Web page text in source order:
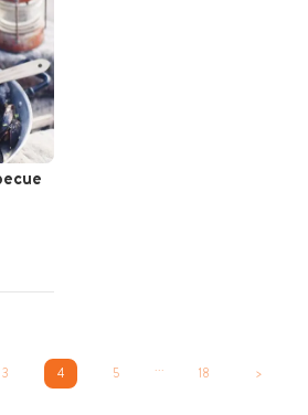
3 4 5 ... 18 >